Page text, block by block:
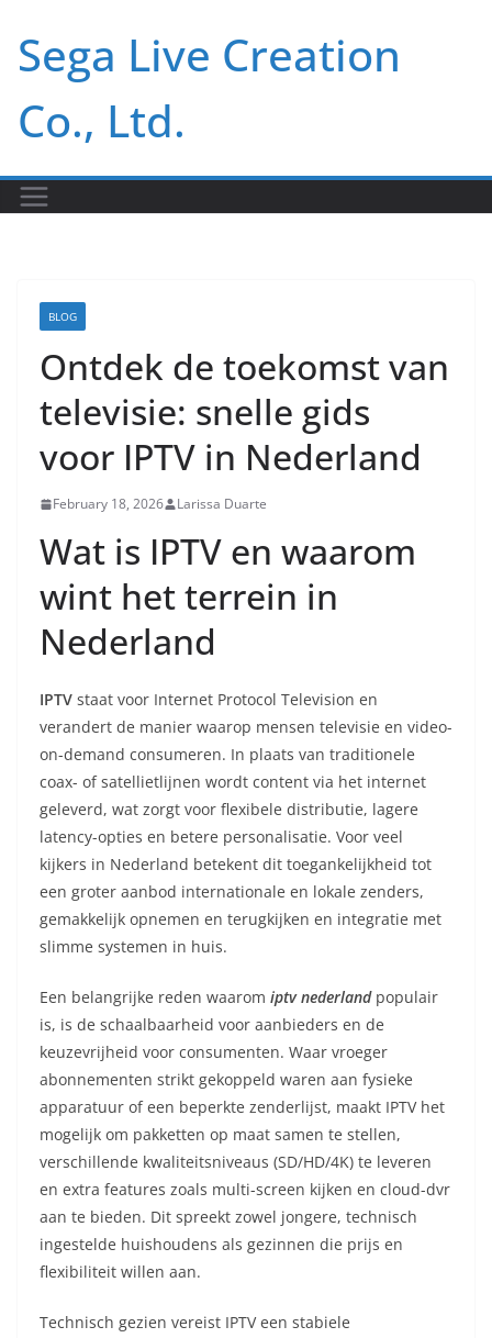
content
Sega Live Creation
Co., Ltd.
BLOG
Ontdek de toekomst van
televisie: snelle gids
voor IPTV in Nederland
February 18, 2026 Larissa Duarte
Wat is IPTV en waarom
wint het terrein in
Nederland
IPTV staat voor Internet Protocol Television en
verandert de manier waarop mensen televisie en video-
on-demand consumeren. In plaats van traditionele
coax- of satellietlijnen wordt content via het internet
geleverd, wat zorgt voor flexibele distributie, lagere
latency-opties en betere personalisatie. Voor veel
kijkers in Nederland betekent dit toegankelijkheid tot
een groter aanbod internationale en lokale zenders,
gemakkelijk opnemen en terugkijken en integratie met
slimme systemen in huis.
Een belangrijke reden waarom iptv nederlandpopulair
is, is de schaalbaarheid voor aanbieders en de
keuzevrijheid voor consumenten. Waar vroeger
abonnementen strikt gekoppeld waren aan fysieke
apparatuur of een beperkte zenderlijst, maakt IPTV het
mogelijk om pakketten op maat samen te stellen,
verschillende kwaliteitsniveaus (SD/HD/4K) te leveren
en extra features zoals multi-screen kijken en cloud-dvr
aan te bieden. Dit spreekt zowel jongere, technisch
ingestelde huishoudens als gezinnen die prijs en
flexibiliteit willen aan.
Technisch gezien vereist IPTV een stabiele